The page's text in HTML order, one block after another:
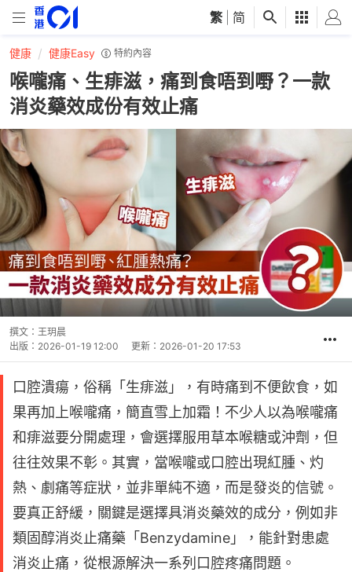
繁 简
健康 健康Easy 特約內容
喉嚨痛、生痱滋，痛到食唔到嘢？一款
消炎藥效成份有效止痛
撰文： 王玥晨
出版： 2026-01-19 12:00 更新： 2026-01-20 17:53
口腔潰瘍，俗稱「生痱滋」，有時痛到不便飲食，如
果再加上喉嚨痛，簡直雪上加霜！不少人以為喉嚨痛
和痱滋要分開處理，會選擇服用草本喉糖或沖劑，但
往往效果不彰。其實，當喉嚨或口腔出現紅腫、灼
熱、劇痛等症狀，並非單純不適，而是發炎的信號。
要真正舒緩，關鍵是選擇具消炎藥效的成分，例如非
類固醇消炎止痛藥「Benzydamine」，能針對患處
消炎止痛，從根源解決一系列口腔疼痛問題。